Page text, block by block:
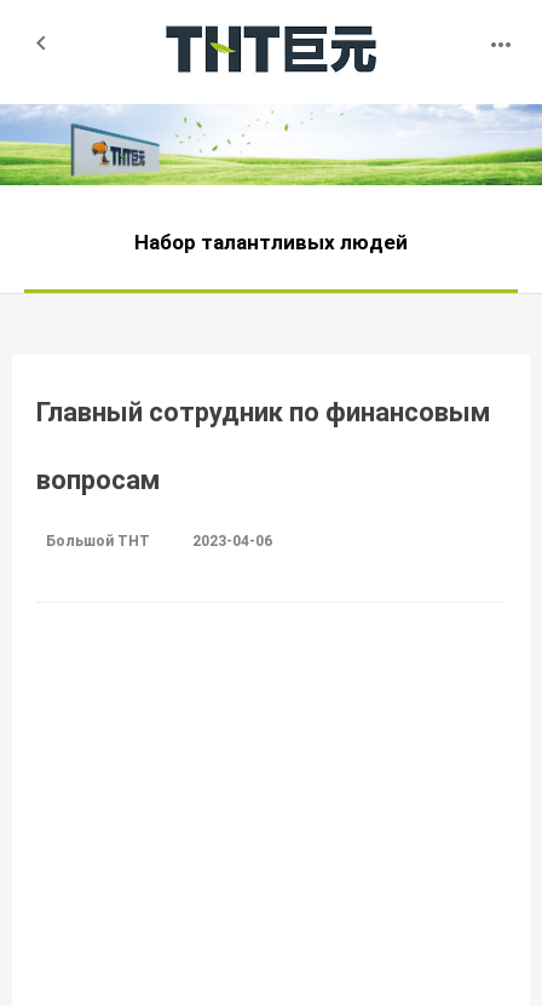
 
Набор талантливых людей
Главный сотрудник по финансовым
вопросам
Большой THT 2023-04-06